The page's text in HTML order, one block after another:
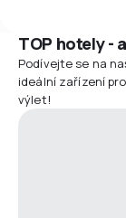
TOP hotely -
Podívejte se na
ideální zařízení
výlet!